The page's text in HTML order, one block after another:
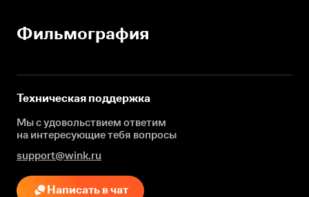
Фильмография
Техническая поддержка
Мы с удовольствием ответим
на интересующиетебя вопросы
support@wink.ru
Написать в чат